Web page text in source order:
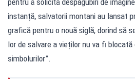
pentru a solicita despăgubiri de
instanță, salvatorii montani au lansat
grafică pentru o nouă siglă, dorind să
lor de salvare a vieților nu va fi blocată
simbolurilor”.